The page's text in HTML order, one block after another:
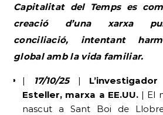
Capitalitat del Temps es
creació d’una xarxa
conciliació, intentant
global amb la vida familiar.
| 17/10/25 |
Esteller, marxa a EE.UU.| El
nascut a Sant Boi de